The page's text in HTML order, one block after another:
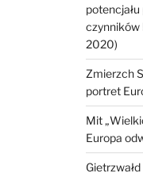
czynników
2020)
Zmierzch
portret
Mit
Europa